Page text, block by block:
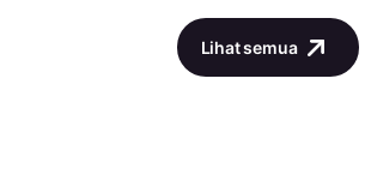
Lihat semua